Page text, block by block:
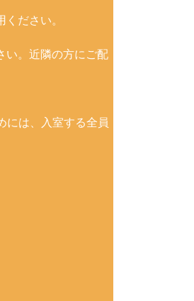
ださい。
い。近隣の方にご配
には、入室する全員